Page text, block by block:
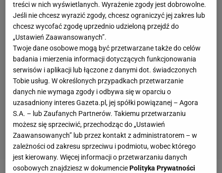
treści w nich wyświetlanych. Wyrażenie zgody jest dobrowolne.
Jeśli nie chcesz wyrazić zgody, chcesz ograniczyć jej zakres lub
chcesz wycofać zgodę uprzednio udzieloną przejdź do
„Ustawień Zaawansowanych”.
Twoje dane osobowe mogą być przetwarzane także do celów
badania i mierzenia informacji dotyczących funkcjonowania
serwisów i aplikacji lub łączone z danymi dot. świadczonych
Tobie usług. W określonych przypadkach przetwarzanie
danych nie wymaga zgody i odbywa się w oparciu o
uzasadniony interes Gazeta.pl, jej spółki powiązanej – Agora
S.A. – lub Zaufanych Partnerów. Takiemu przetwarzaniu
możesz się sprzeciwić, przechodząc do „Ustawień
Zaawansowanych” lub przez kontakt z administratorem – w
zależności od zakresu sprzeciwu i podmiotu, wobec którego
jest kierowany. Więcej informacji o przetwarzaniu danych
osobowych znajdziesz w dokumenciePolityka Prywatności